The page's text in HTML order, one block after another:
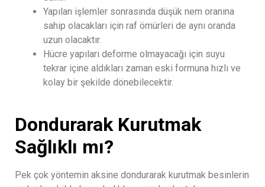
Yapılan işlemler sonrasında düşük nem oranına
sahip olacakları için raf ömürleri de aynı oranda
uzun olacaktır.
Hücre yapıları deforme olmayacağı için suyu
tekrar içine aldıkları zaman eski formuna hızlı ve
kolay bir şekilde dönebilecektir.
Dondurarak Kurutmak
Sağlıklı mı?
Pek çok yöntemin aksine dondurarak kurutmak besinlerin